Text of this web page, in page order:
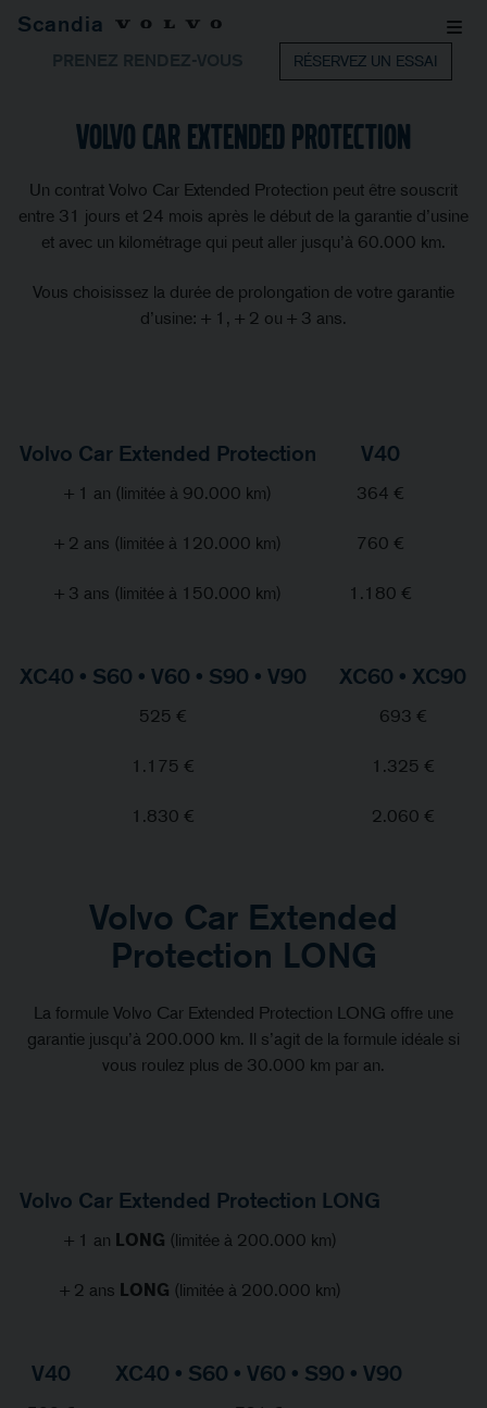
Scandia
PRENEZ RENDEZ-VOUS RÉSERVEZ UN ESSAI
Volvo Car Extended Protection
Un contrat Volvo Car Extended Protection peut être souscrit
entre 31 jours et 24 mois après le début de la garantie d’usine
et avec un kilométrage qui peut aller jusqu’à 60.000 km.
Vous choisissez la durée de prolongation de votre garantie
d’usine: + 1, + 2 ou + 3 ans.
Volvo Car Extended Protection
+ 1 an (limitée à 90.000 km)
+ 2 ans (limitée à 120.000 km)
+ 3 ans (limitée à 150.000 km)
V40
364 €
760 €
1.180 €
XC40 • S60 • V60 • S90 • V90
525 €
1.175 €
1.830 €
XC60 • XC90
693 €
1.325 €
2.060 €
Volvo Car Extended
Protection LONG
La formule Volvo Car Extended Protection LONG offre une
garantie jusqu’à 200.000 km. Il s’agit de la formule idéale si
vous roulez plus de 30.000 km par an.
Volvo Car Extended Protection LONG
+ 1 an LONG (limitée à 200.000 km)
+ 2 ans LONG (limitée à 200.000 km)
V40 XC40 • S60 • V60 • S90 • V90